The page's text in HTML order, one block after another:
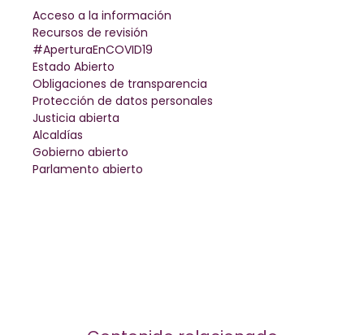
Acceso a la información
Recursos de revisión
#AperturaEnCOVID19
Estado Abierto
Obligaciones de transparencia
Protección de datos personales
Justicia abierta
Alcaldías
Gobierno abierto
Parlamento abierto